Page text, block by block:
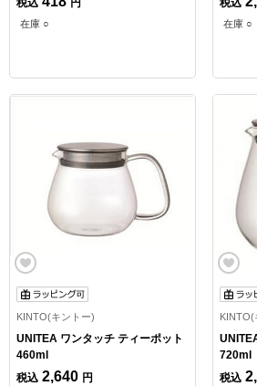
在庫 ○ 在庫 ○
KINTO(キントー)
UNITEA ワンタッチ ティーポット
460ml
税込 2,640 円
KINTO(
720ml
税込